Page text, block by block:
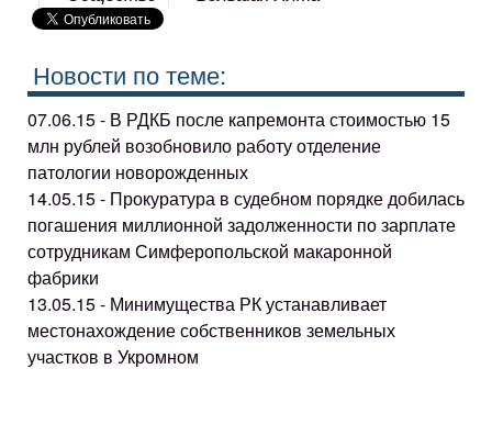
Новости по теме:
07.06.15 - В РДКБ после капремонта стоимостью 15
млн рублей возобновило работу отделение
патологии новорожденных
14.05.15 - Прокуратура в судебном порядке добилась
погашения миллионной задолженности по зарплате
сотрудникам Симферопольской макаронной
фабрики
13.05.15 - Минимущества РК устанавливает
местонахождение собственников земельных
участков в Укромном